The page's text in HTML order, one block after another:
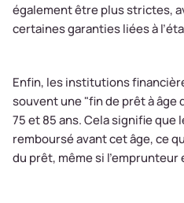
également être plus strictes,
certaines garanties liées à
Enfin, les institutions
souvent une "fin de prêt à
75 et 85 ans. Cela signifie
remboursé avant cet âge, ce
du prêt, même si